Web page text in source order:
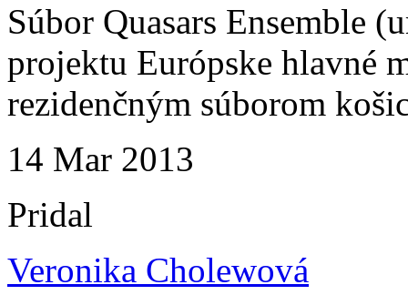
Súbor Quasars Ensemble
projektu Európske hlavné
rezidenčným súborom
14 Mar 2013
Pridal
Veronika Cholewová